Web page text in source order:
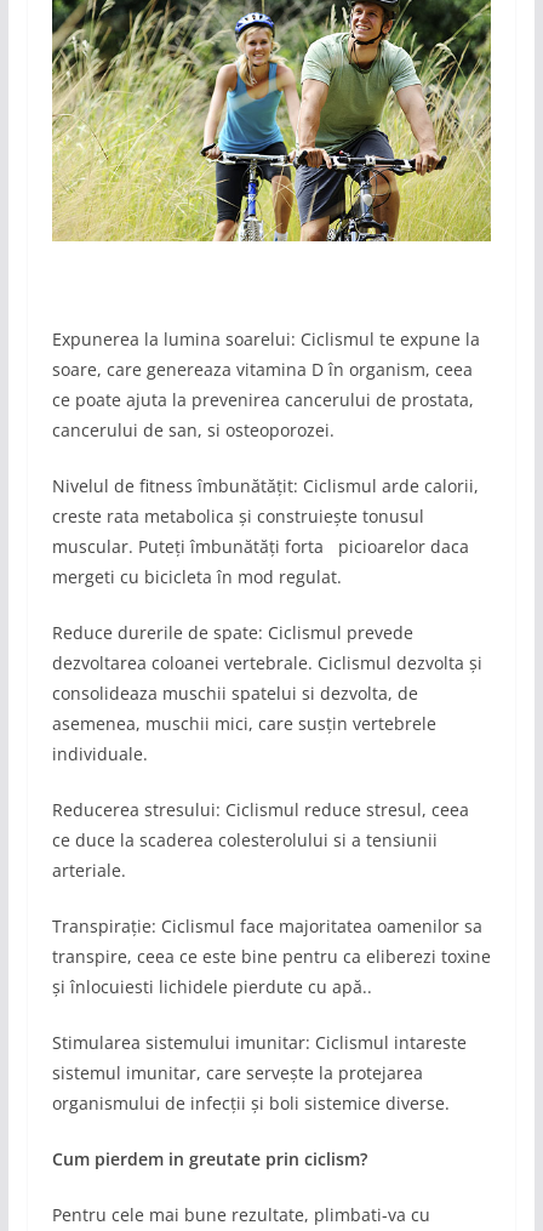
Expunerea la lumina soarelui: Ciclismul te expune la
soare, care genereaza vitamina D în organism, ceea
ce poate ajuta la prevenirea cancerului de prostata,
cancerului de san, si osteoporozei.
Nivelul de fitness îmbunătățit: Ciclismul arde calorii,
creste rata metabolica și construiește tonusul
muscular. Puteți îmbunătăți forta picioarelor daca
mergeti cu bicicleta în mod regulat.
Reduce durerile de spate: Ciclismul prevede
dezvoltarea coloanei vertebrale. Ciclismul dezvolta și
consolideaza muschii spatelui si dezvolta, de
asemenea, muschii mici, care susțin vertebrele
individuale.
Reducerea stresului: Ciclismul reduce stresul, ceea
ce duce la scaderea colesterolului si a tensiunii
arteriale.
Transpirație: Ciclismul face majoritatea oamenilor sa
transpire, ceea ce este bine pentru ca eliberezi toxine
și înlocuiesti lichidele pierdute cu apă..
Stimularea sistemului imunitar: Ciclismul intareste
sistemul imunitar, care servește la protejarea
organismului de infecții și boli sistemice diverse.
Cum pierdem in greutate prin ciclism?
Pentru cele mai bune rezultate, plimbati-va cu